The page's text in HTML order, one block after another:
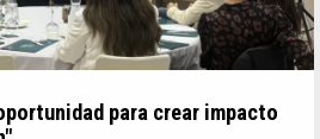
para crear impacto